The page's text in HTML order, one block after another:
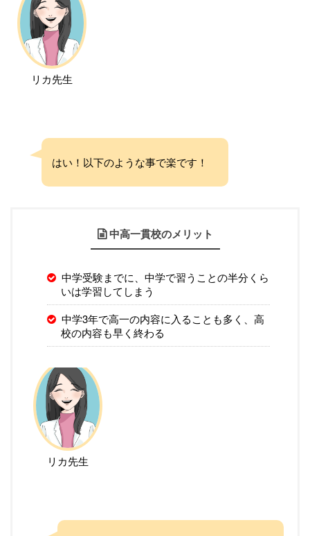
リカ先生
はい！以下のような事で楽です！
中高一貫校のメリット
中学受験までに、中学で習うことの半分くら
いは学習してしまう
中学3年で高一の内容に入ることも多く、高
校の内容も早く終わる
リカ先生